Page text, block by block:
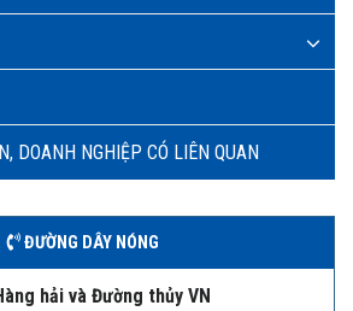
DOANH NGHIỆP CÓ LIÊN QUAN
ĐƯỜNG DÂY NÓNG
hải và Đường thủy VN